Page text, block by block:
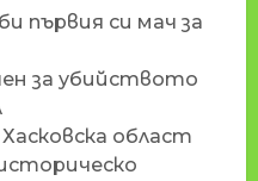
първия си мач за
за убийството
област